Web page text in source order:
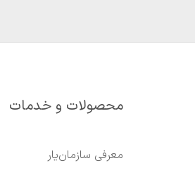
محصولات و خدمات
معرفی سازمان‌یار